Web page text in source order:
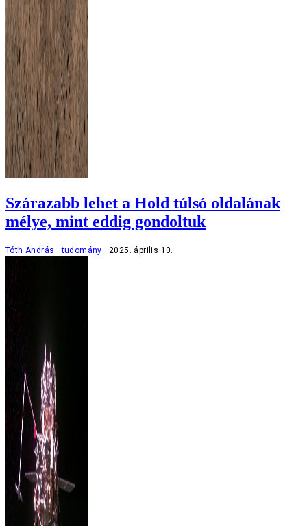
Szárazabb lehet a Hold túlsó oldalának
mélye, mint eddig gondoltuk
Tóth András tudomány 2025. április 10.